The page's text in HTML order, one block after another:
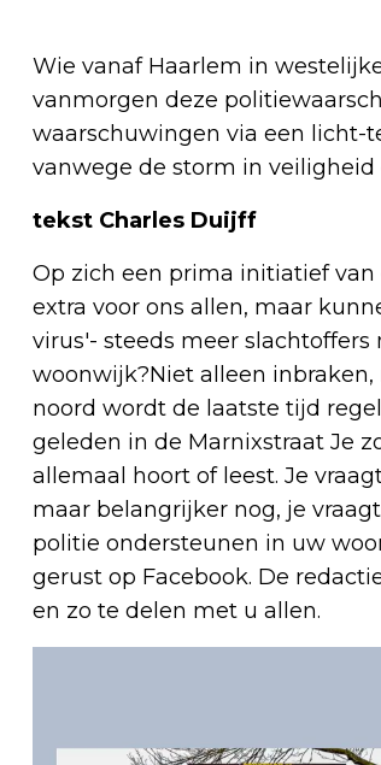
Wie vanaf Haarlem in
vanmorgen deze
waarschuwingen via een licht-
vanwege de storm in veiligheid
tekst Charles Duijff
Op zich een prima initiatief
extra voor ons allen, maar
virus'- steeds meer
woonwijk?Niet alleen
noord wordt de laatste tijd
geleden in de Marnixstraat Je
allemaal hoort of leest. Je
maar belangrijker nog, je
politie ondersteunen in uw
gerust op Facebook. De
en zo te delen met u allen.